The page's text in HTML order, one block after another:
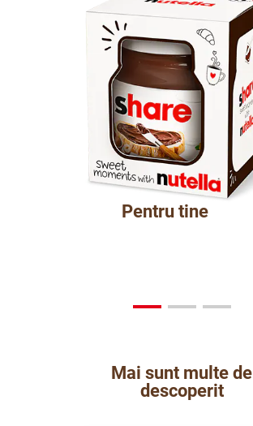
Pentru tine
Mai sunt multe de
descoperit